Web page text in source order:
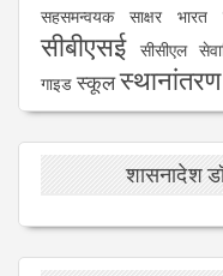
सहसमन्वयक
साक्षर भारत
सीबीएसई सीसीएल
गाइड स्कूलस्थानांतरण
शासनादेश